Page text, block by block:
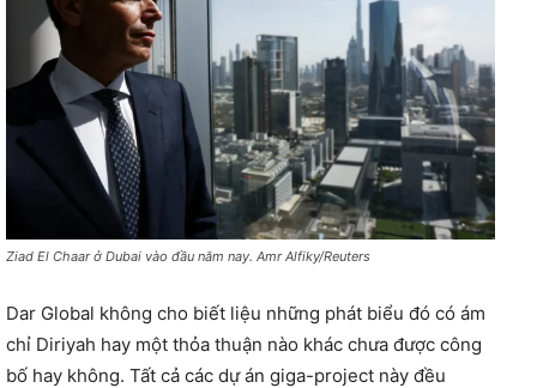
Ziad El Chaar ở Dubai vào đầu năm nay. Amr Alfiky/Reuters
Dar Global không cho biết liệu những phát biểu đó có ám
chỉ Diriyah hay một thỏa thuận nào khác chưa được công
bố hay không. Tất cả các dự án giga-project này đều